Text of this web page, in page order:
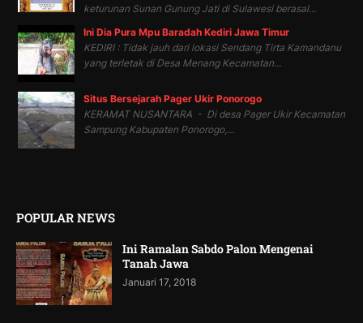
keturunan Sunan Gunung Jati di Sulawesi berasal...
Ini Dia Pura Mpu Baradah Kediri Jawa Timur
KEDIRI : Tidak jauh dari lokasi Sendang Tirta Kamandanu
yang terletak di Desa Menang Kecamatan...
Situs Bersejarah Pager Ukir Ponorogo
KERAMAT NUSANTARA - Di desa Pager Ukir Kecamatan
Sampung Kabupaten Ponorogo,...
POPULAR NEWS
Ini Ramalan Sabdo Palon Mengenai
Tanah Jawa
Januari 17, 2018